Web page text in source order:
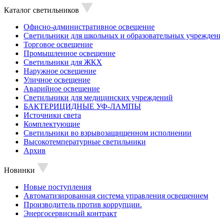
Каталог светильников
Офисно-административное освещение
Светильники для школьных и образовательных
Торговое освещение
Промышленное освещение
Светильники для ЖКХ
Наружное освещение
Уличное освещение
Аварийное освещение
Светильники для медицинских учреждений
БАКТЕРИЦИДНЫЕ УФ-ЛАМПЫ
Источники света
Комплектующие
Светильники во взрывозащищенном исполнении
Высокотемпературные светильники
Архив
Новинки
Новые поступления
Автоматизированная система управления освещением
Производитель против коррупции.
Энергосервисный контракт